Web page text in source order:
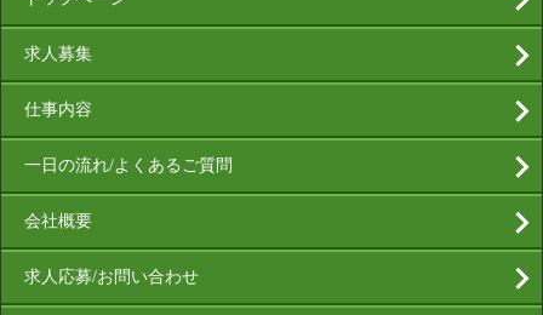
求人募集
仕事内容
一日の流れ/よくあるご質問
会社概要
求人応募/お問い合わせ